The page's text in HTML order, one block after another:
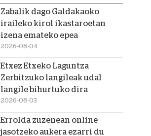
Zabalik dago Galdakaoko
iraileko kirol ikastaroetan
izena emateko epea
2026-08-04
Etxez Etxeko Laguntza
Zerbitzuko langileak udal
langile bihurtuko dira
2026-08-03
Errolda zuzenean online
jasotzeko aukera ezarri du